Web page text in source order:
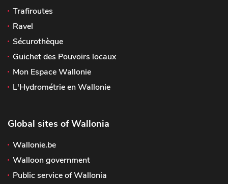
Trafiroutes
Ravel
Sécurothèque
Guichet des Pouvoirs locaux
Mon Espace Wallonie
L'Hydrométrie en Wallonie
Global sites of Wallonia
Wallonie.be
Walloon government
Public service of Wallonia